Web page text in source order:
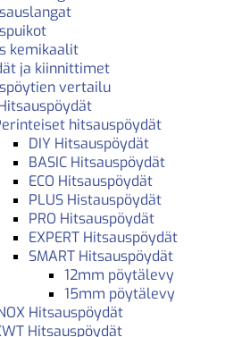
kemikaalit
ja kiinnittimet
vertailu
hitsauspöydät
DIY Hitsauspöydät
BASIC Hitsauspöydät
ECO Hitsauspöydät
PLUS Histauspöydät
PRO Hitsauspöydät
EXPERT Hitsauspöydät
SMART Hitsauspöydät
12mm pöytälevy
15mm pöytälevy
Hitsauspöydät
Hitsauspöydät